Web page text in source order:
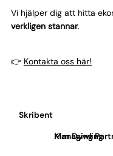
Skribent
Kim Dywling
Managing
Vi hjälper dig att hitta
verkligen stannar.
👉 Kontakta oss här!